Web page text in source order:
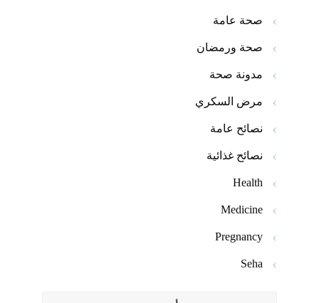
صحة عامة
صحة ورمضان
مدونة صحة
مرض السكري
نصائح عامة
نصائح غذائية
Health
Medicine
Pregnancy
Seha